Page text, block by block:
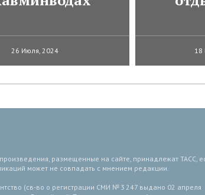
26 Июля, 2024 18
размещенные на сайте, принадлежат ТАСС,
может не совпадать с мнением редакции.
(св-во о регистрации СМИ № 3 247 выдано 02 апреля